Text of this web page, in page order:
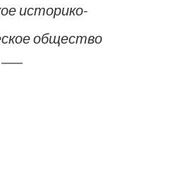
историко-
общество